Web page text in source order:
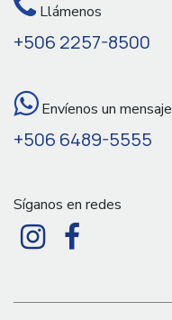
Llámenos
+506 2257-8500
Envíenos un mensaje
+506 6489-5555
Síganos en redes